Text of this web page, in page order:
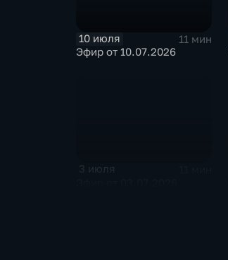
10 июля
11 мин
Эфир от 10.07.2026
3 июля